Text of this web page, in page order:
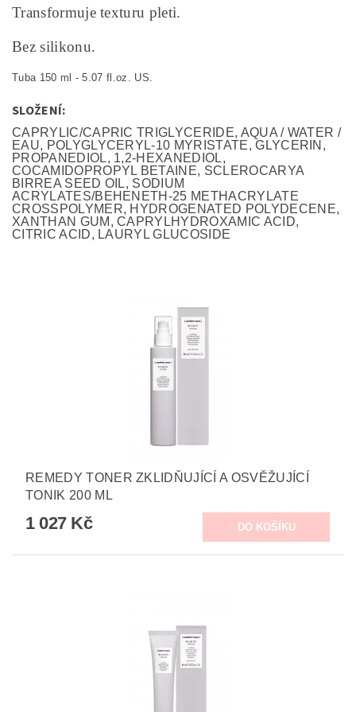
Transformuje texturu pleti.
Bez silikonu.
Tuba 150 ml - 5.07 fl.oz. US.
SLOŽENÍ:
CAPRYLIC/CAPRIC TRIGLYCERIDE, AQUA / WATER /
EAU, POLYGLYCERYL-10 MYRISTATE, GLYCERIN,
PROPANEDIOL, 1,2-HEXANEDIOL,
COCAMIDOPROPYL BETAINE, SCLEROCARYA
BIRREA SEED OIL, SODIUM
ACRYLATES/BEHENETH-25 METHACRYLATE
CROSSPOLYMER, HYDROGENATED POLYDECENE,
XANTHAN GUM, CAPRYLHYDROXAMIC ACID,
CITRIC ACID, LAURYL GLUCOSIDE
REMEDY TONER ZKLIDŇUJÍCÍ A OSVĚŽUJÍCÍ
TONIK 200 ML
1 027 Kč